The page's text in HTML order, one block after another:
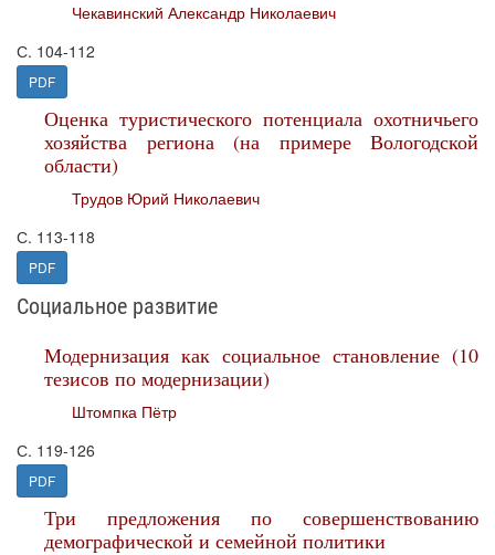
Чекавинский Александр Николаевич
С. 104-112
PDF
Оценка туристического потенциала охотничьего
хозяйства региона (на примере Вологодской
области)
Трудов Юрий Николаевич
С. 113-118
PDF
Социальное развитие
Модернизация как социальное становление (10
тезисов по модернизации)
Штомпка Пётр
С. 119-126
PDF
Три предложения по совершенствованию
демографической и семейной политики